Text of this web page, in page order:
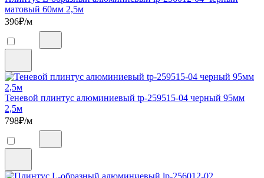
матовый 60мм 2,5м
396₽/м
Теневой плинтус алюминиевый tp-259515-04 черный 95мм
2,5м
798₽/м